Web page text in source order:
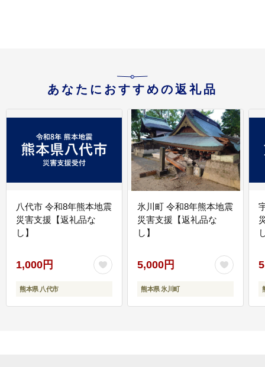
あなたにおすすめの返礼品
八代市 令和8年熊本地震
災害支援【返礼品な
し】
1,000円
熊本県 八代市
氷川町 令和8年熊本地震
災害支援【返礼品な
し】
5,000円
熊本県 氷川町